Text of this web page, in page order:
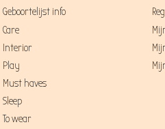
Geboortelijst info
Care
Interior
Play
Must haves
Sleep
To wear